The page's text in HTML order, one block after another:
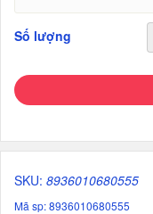
Số lượng
SKU: 8936010680555
Mã sp: 8936010680555